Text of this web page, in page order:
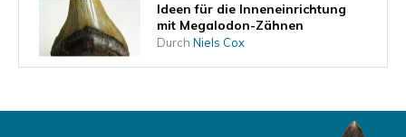
Ideen für die Inneneinrichtung
mit Megalodon-Zähnen
Durch Niels Cox